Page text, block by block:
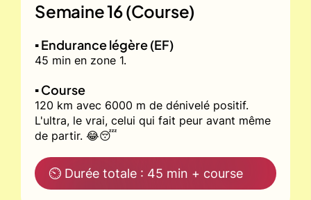
Semaine 16 (Course)
▪️ Endurance légère (EF)
45 min en zone 1.
▪️ Course
120 km avec 6000 m de dénivelé positif.
L'ultra, le vrai, celui qui fait peur avant même
de partir. 😂😴
⏲ Durée totale : 45 min + course